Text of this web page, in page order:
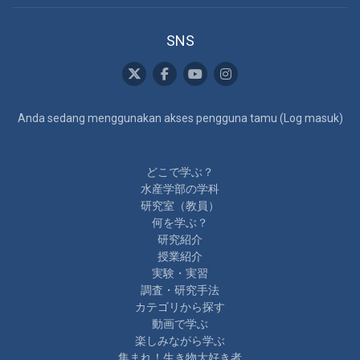
SNS
Anda sedang menggunakan akses pengguna tamu ( Log masuk)
どこで学ぶ？
水産学部の学科
研究室（教員）
何を学ぶ？
研究紹介
授業紹介
実験・実習
調査・研究手法
カテゴリから探す
動画で学ぶ
楽しみながら学ぶ